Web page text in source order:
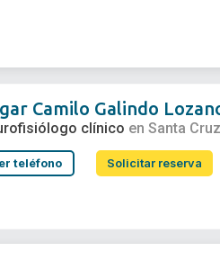
Lozano
Camilo Galindo
clínico en Santa
teléfono Solicitar reserva